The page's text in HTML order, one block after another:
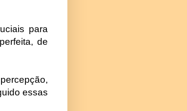
para
de
essas